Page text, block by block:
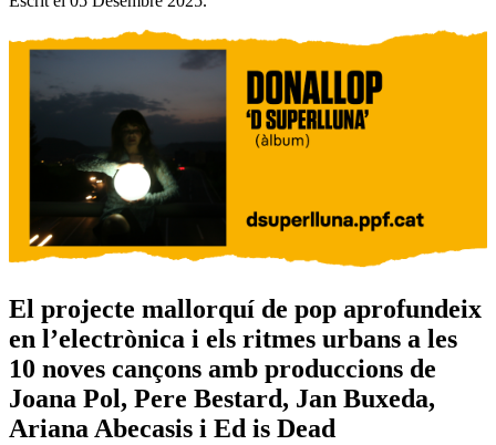
El projecte mallorquí de pop aprofundeix
en l’electrònica i els ritmes urbans a les
10 noves cançons amb produccions de
Joana Pol, Pere Bestard, Jan Buxeda,
Ariana Abecasis i Ed is Dead